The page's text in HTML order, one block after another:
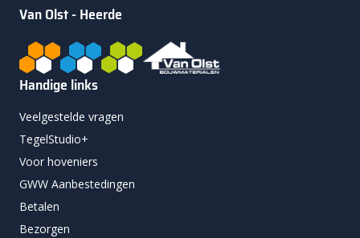
Van Olst - Heerde
Handige links
Veelgestelde vragen
TegelStudio+
Voor hoveniers
GWW Aanbestedingen
Betalen
Bezorgen